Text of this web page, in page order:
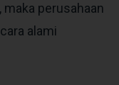
perusahaan
alami